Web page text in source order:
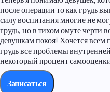
после операции то как грудь
силу воспитания многие не
грудь, но в тихом омуте черти
девушкам покоя! Хочется всем
грудь все проблемы
некоторый процент
Записаться